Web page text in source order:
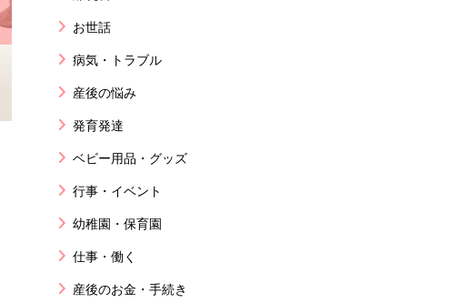
お世話
病気・トラブル
産後の悩み
発育発達
ベビー用品・グッズ
行事・イベント
幼稚園・保育園
仕事・働く
産後のお金・手続き